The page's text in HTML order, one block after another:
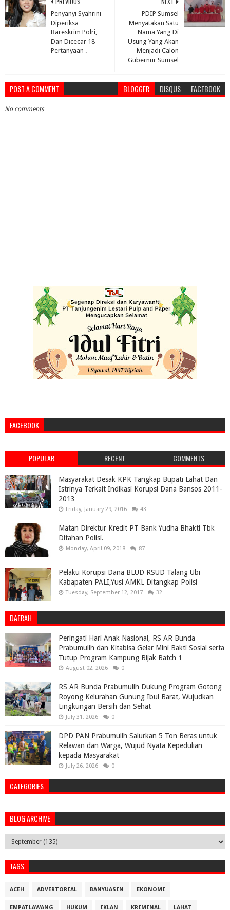
PDIP Sumsel
Menyatakan Satu
Nama Yang Di
Usung Yang Akan
Menjadi Calon
Gubernur Sumsel
Penyanyi Syahrini
Diperiksa
Bareskrim Polri,
Dan Dicecar 18
Pertanyaan .
POST A COMMENT BLOGGER DISQUS FACEBOOK
No comments
FACEBOOK
POPULAR RECENT COMMENTS
Masyarakat Desak KPK Tangkap Bupati Lahat Dan
Istrinya Terkait Indikasi Korupsi Dana Bansos 2011-
2013
Friday, January 29, 2016 43
Matan Direktur Kredit PT Bank Yudha Bhakti Tbk
Ditahan Polisi.
Monday, April 09, 2018 87
Pelaku Korupsi Dana BLUD RSUD Talang Ubi
Kabapaten PALI,Yusi AMKL Ditangkap Polisi
Tuesday, September 12, 2017 32
DAERAH
Peringati Hari Anak Nasional, RS AR Bunda
Prabumulih dan Kitabisa Gelar Mini Bakti Sosial serta
Tutup Program Kampung Bijak Batch 1
August 02, 2026 0
RS AR Bunda Prabumulih Dukung Program Gotong
Royong Kelurahan Gunung Ibul Barat, Wujudkan
Lingkungan Bersih dan Sehat
July 31, 2026 0
DPD PAN Prabumulih Salurkan 5 Ton Beras untuk
Relawan dan Warga, Wujud Nyata Kepedulian
kepada Masyarakat
July 26, 2026 0
CATEGORIES
BLOG ARCHIVE
TAGS
ACEH ADVERTORIAL BANYUASIN EKONOMI
EMPATLAWANG HUKUM IKLAN KRIMINAL LAHAT